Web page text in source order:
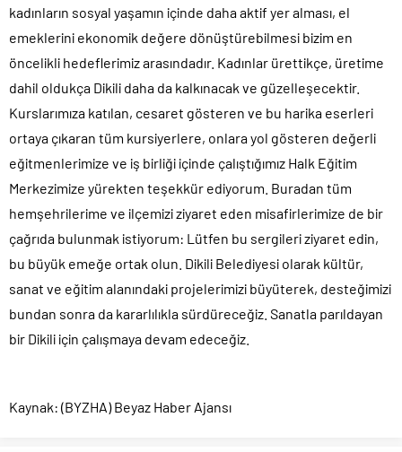
kadınların sosyal yaşamın içinde daha aktif yer alması, el
emeklerini ekonomik değere dönüştürebilmesi bizim en
öncelikli hedeflerimiz arasındadır. Kadınlar ürettikçe, üretime
dahil oldukça Dikili daha da kalkınacak ve güzelleşecektir.
Kurslarımıza katılan, cesaret gösteren ve bu harika eserleri
ortaya çıkaran tüm kursiyerlere, onlara yol gösteren değerli
eğitmenlerimize ve iş birliği içinde çalıştığımız Halk Eğitim
Merkezimize yürekten teşekkür ediyorum. Buradan tüm
hemşehrilerime ve ilçemizi ziyaret eden misafirlerimize de bir
çağrıda bulunmak istiyorum: Lütfen bu sergileri ziyaret edin,
bu büyük emeğe ortak olun. Dikili Belediyesi olarak kültür,
sanat ve eğitim alanındaki projelerimizi büyüterek, desteğimizi
bundan sonra da kararlılıkla sürdüreceğiz. Sanatla parıldayan
bir Dikili için çalışmaya devam edeceğiz.
Kaynak: (BYZHA) Beyaz Haber Ajansı